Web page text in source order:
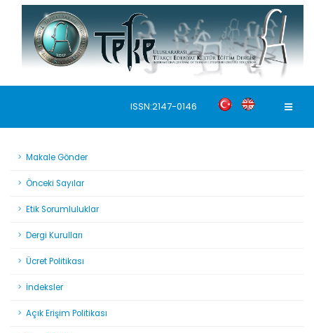
ISSN:2147-0146
Makale Gönder
Önceki Sayılar
Etik Sorumluluklar
Dergi Kurulları
Ücret Politikası
İndeksler
Açık Erişim Politikası